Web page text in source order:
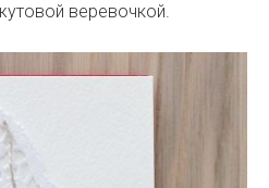
веревочкой.